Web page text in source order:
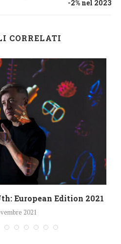
-2% nel 2023
CORRELATI
European Edition 2021
2021